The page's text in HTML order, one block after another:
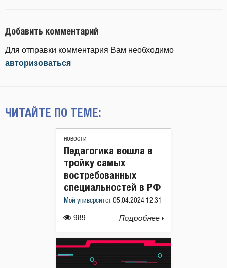
Добавить комментарий
Для отправки комментария Вам необходимо
авторизоваться
ЧИТАЙТЕ ПО ТЕМЕ:
НОВОСТИ
989
Педагогика вошла в
тройку самых
востребованных
специальностей в РФ
Мой университет 05.04.2024 12:31
Подробнее